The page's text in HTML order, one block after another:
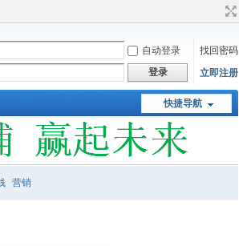
自动登录
找回密码
登录 立即注册
快捷导航
营销